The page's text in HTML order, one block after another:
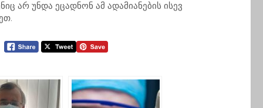
არ უნდა ეცადნონ ამ ადამიანების ისევ